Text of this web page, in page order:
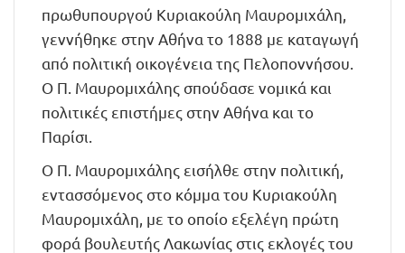
πρωθυπουργού Κυριακούλη Μαυρομιχάλη,
γεννήθηκε στην Αθήνα το 1888 με καταγωγή
από πολιτική οικογένεια της Πελοποννήσου.
Ο Π. Μαυρομιχάλης σπούδασε νομικά και
πολιτικές επιστήμες στην Αθήνα και το
Παρίσι.
Ο Π. Μαυρομιχάλης εισήλθε στην πολιτική,
εντασσόμενος στο κόμμα του Κυριακούλη
Μαυρομιχάλη, με το οποίο εξελέγη πρώτη
φορά βουλευτής Λακωνίας στις εκλογές του